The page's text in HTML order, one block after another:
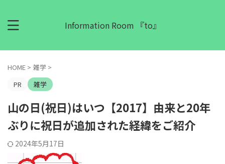
Information Room 『to』
HOME > 雑学 >
PR
雑学
山の日(祝日)はいつ【2017】由来と20年
ぶりに祝日が追加された経緯をご紹介
2024年5月17日